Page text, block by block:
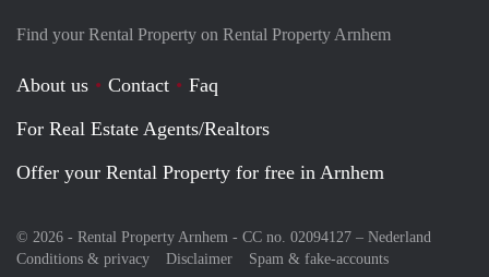
Find your Rental Property on Rental Property Arnhem
About us Contact
Faq
For Real Estate Agents/Realtors
Offer your Rental Property for free in Arnhem
© 2026 - Rental Property Arnhem - CC no. 02094127 – Nederland
Conditions & privacy
Disclaimer Spam & fake-accounts